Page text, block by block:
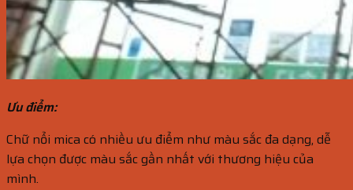
Ưu điểm:
Chữ nổi mica có nhiều ưu điểm như màu sắc đa dạng, dễ
lựa chọn được màu sắc gần nhất với thương hiệu của
mình.